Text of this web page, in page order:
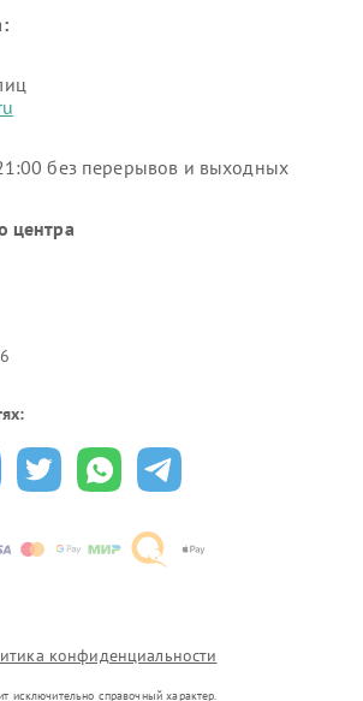
без перерывов и выходных
центра
конфиденциальности
исключительно справочный характер.